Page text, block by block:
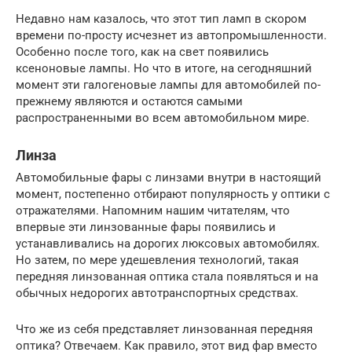
Недавно нам казалось, что этот тип ламп в скором
времени по-просту исчезнет из автопромышленности.
Особенно после того, как на свет появились
ксеноновые лампы. Но что в итоге, на сегодняшний
момент эти галогеновые лампы для автомобилей по-
прежнему являются и остаются самыми
распространенными во всем автомобильном мире.
Линза
Автомобильные фары с линзами внутри в настоящий
момент, постепенно отбирают популярность у оптики с
отражателями. Напомним нашим читателям, что
впервые эти линзованные фары появились и
устанавливались на дорогих люксовых автомобилях.
Но затем, по мере удешевления технологий, такая
передняя линзованная оптика стала появляться и на
обычных недорогих автотранспортных средствах.
Что же из себя представляет линзованная передняя
оптика? Отвечаем. Как правило, этот вид фар вместо